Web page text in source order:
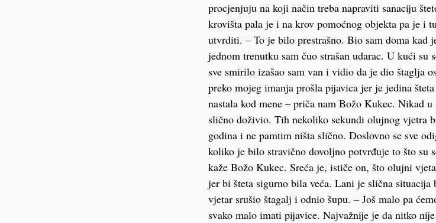
procjenjuju na koji način treba napraviti sanaciju
krovišta pala je i na krov pomoćnog objekta pa je i
utvrditi. – To je bilo prestrašno. Bio sam doma kad
jednom trenutku sam čuo strašan udarac. U kući su
sve smirilo izašao sam van i vidio da je dio štaglja
preko mojeg imanja prošla pijavica jer je jedina
nastala kod mene – priča nam Božo Kukec. Nikad
slično doživio. Tih nekoliko sekundi olujnog vjetra
godina i ne pamtim ništa slično. Doslovno se sve
koliko je bilo stravično dovoljno potvrđuje to što su
kaže Božo Kukec. Sreća je, ističe on, što olujni
jer bi šteta sigurno bila veća. Lani je slična
vjetar srušio štagalj i odnio šupu. – Još malo pa
svako malo imati pijavice. Najvažnije je da nitko